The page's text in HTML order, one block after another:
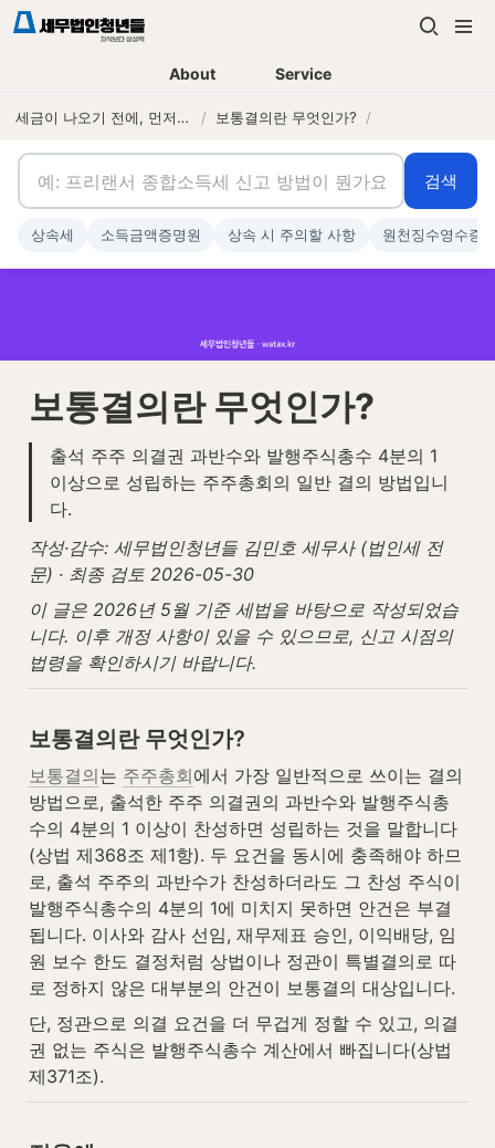
About Service
세금이 나오기 전에, 먼저 연락하는 세무법인 / 보통결의란 무엇인가? /
보통결의란 무엇인가?
출석 주주 의결권 과반수와 발행주식총수 4분의 1
이상으로 성립하는 주주총회의 일반 결의 방법입니
다.
작성·감수: 세무법인청년들 김민호 세무사 (법인세 전
문) · 최종 검토 2026-05-30
이 글은 2026년 5월 기준 세법을 바탕으로 작성되었습
니다. 이후 개정 사항이 있을 수 있으므로, 신고 시점의
법령을 확인하시기 바랍니다.
보통결의란 무엇인가?
보통결의는 주주총회에서 가장 일반적으로 쓰이는 결의
방법으로, 출석한 주주 의결권의 과반수와 발행주식총
수의 4분의 1 이상이 찬성하면 성립하는 것을 말합니다
(상법 제368조 제1항). 두 요건을 동시에 충족해야 하므
로, 출석 주주의 과반수가 찬성하더라도 그 찬성 주식이
발행주식총수의 4분의 1에 미치지 못하면 안건은 부결
됩니다. 이사와 감사 선임, 재무제표 승인, 이익배당, 임
원 보수 한도 결정처럼 상법이나 정관이 특별결의로 따
로 정하지 않은 대부분의 안건이 보통결의 대상입니다.
단, 정관으로 의결 요건을 더 무겁게 정할 수 있고, 의결
권 없는 주식은 발행주식총수 계산에서 빠집니다(상법
제371조).
검색
상속세 소득금액증명원 상속 시 주의할 사항 원천징수영수증